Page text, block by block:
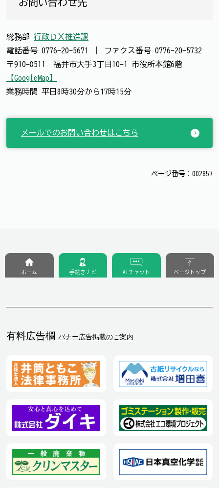
お問い合わせ先
総務部 行政ＤＸ推進課
電話番号 0776-20-5671 ファクス番号 0776-20-5732
〒910-8511 福井市大手3丁目10-1 市役所本館6階
【GoogleMap】
業務時間 平日8時30分から17時15分
メールでのお問い合わせはこちら
ページ番号：002857
有料広告欄 バナー広告掲載のご案内
ホーム 手続きナビ AIチャット ページトップ